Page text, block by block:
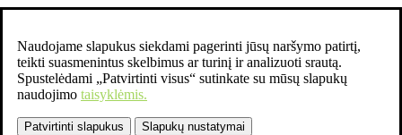
Naudojame slapukus siekdami pagerinti jūsų naršymo patirtį,
teikti suasmenintus skelbimus ar turinį ir analizuoti srautą.
Spustelėdami „Patvirtinti visus“ sutinkate su mūsų slapukų
naudojimo taisyklėmis.
Patvirtinti slapukus Slapukų nustatymai